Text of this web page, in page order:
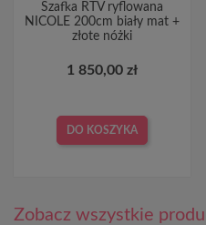
Szafka RTV ryflowana
NICOLE 200cm biały mat +
złote nóżki
1 850,00 zł
DO KOSZYKA
Zobacz wszystkie